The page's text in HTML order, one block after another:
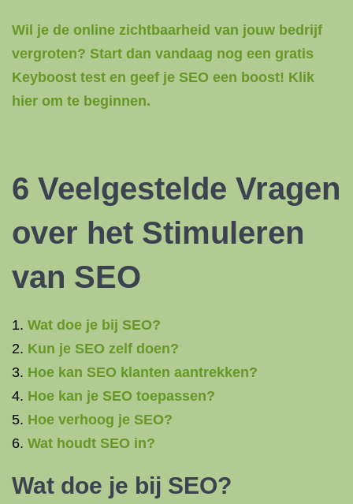
Wil je de online zichtbaarheid van jouw bedrijf
vergroten? Start dan vandaag nog een gratis
Keyboost test en geef je SEO een boost! Klik
hier om te beginnen.
6 Veelgestelde Vragen
over het Stimuleren
van SEO
Wat doe je bij SEO?
Kun je SEO zelf doen?
Hoe kan SEO klanten aantrekken?
Hoe kan je SEO toepassen?
Hoe verhoog je SEO?
Wat houdt SEO in?
Wat doe je bij SEO?